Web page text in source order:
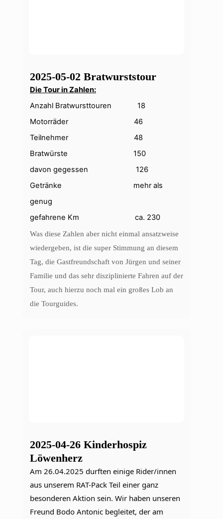
2025-05-02 Bratwurststour
Die Tour in Zahlen:
Anzahl Bratwursttouren 18
Motorräder 46
Teilnehmer 48
Bratwürste 150
davon gegessen 126
Getränke mehr als
genug
gefahrene Km ca. 230
Was diese Zahlen aber nicht einmal ansatzweise
wiedergeben, ist die super Stimmung an diesem
Tag, die Gastfreundschaft von Jürgen und seiner
Familie und das sehr disziplinierte Fahren auf der
Tour, auch hierzu noch mal ein großes Lob an
die Tourguides.
2025-04-26 Kinderhospiz
Löwenherz
Am 26.04.2025 durften einige Rider/innen
aus unserem RAT-Pack Teil einer ganz
besonderen Aktion sein. Wir haben unseren
Freund Bodo Antonic begleitet, der am